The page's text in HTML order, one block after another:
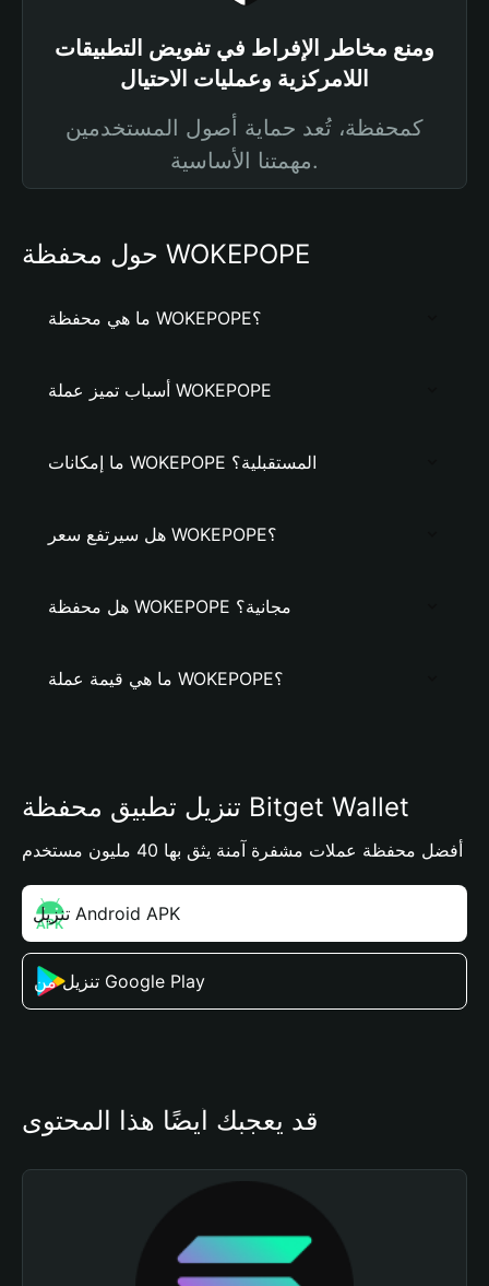
ومنع مخاطر الإفراط في تفويض التطبيقات
اللامركزية وعمليات الاحتيال
كمحفظة، تُعد حماية أصول المستخدمين
مهمتنا الأساسية.
حول محفظة WOKEPOPE
ما هي محفظة WOKEPOPE؟
أسباب تميز عملة WOKEPOPE
ما إمكانات WOKEPOPE المستقبلية؟
هل سيرتفع سعر WOKEPOPE؟
هل محفظة WOKEPOPE مجانية؟
ما هي قيمة عملة WOKEPOPE؟
تنزيل تطبيق محفظة Bitget Wallet
أفضل محفظة عملات مشفرة آمنة يثق بها 40 مليون مستخدم
تنزيل Android APK
تنزيل من Google Play
قد يعجبك أيضًا هذا المحتوى